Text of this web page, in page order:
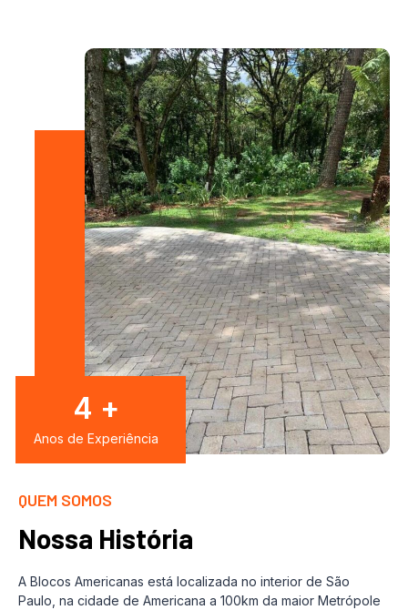
QUEM SOMOS
Nossa História
A Blocos Americanas está localizada no interior de São
Paulo, na cidade de Americana a 100km da maior Metrópole
7 +
Anos de Experiência